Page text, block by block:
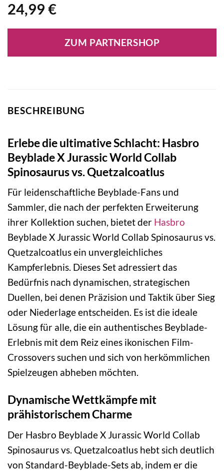
24,99 €
ZUM PARTNERSHOP
BESCHREIBUNG
Erlebe die ultimative Schlacht: Hasbro
Beyblade X Jurassic World Collab
Spinosaurus vs. Quetzalcoatlus
Für leidenschaftliche Beyblade-Fans und
Sammler, die nach der perfekten Erweiterung
ihrer Kollektion suchen, bietet der Hasbro
Beyblade X Jurassic World Collab Spinosaurus vs.
Quetzalcoatlus ein unvergleichliches
Kampferlebnis. Dieses Set adressiert das
Bedürfnis nach dynamischen, strategischen
Duellen, bei denen Präzision und Taktik über Sieg
oder Niederlage entscheiden. Es ist die ideale
Lösung für alle, die ein authentisches Beyblade-
Erlebnis mit dem Reiz eines ikonischen Film-
Crossovers suchen und sich von herkömmlichen
Spielzeugen abheben möchten.
Dynamische Wettkämpfe mit
prähistorischem Charme
Der Hasbro Beyblade X Jurassic World Collab
Spinosaurus vs. Quetzalcoatlus hebt sich deutlich
von Standard-Beyblade-Sets ab, indem er die